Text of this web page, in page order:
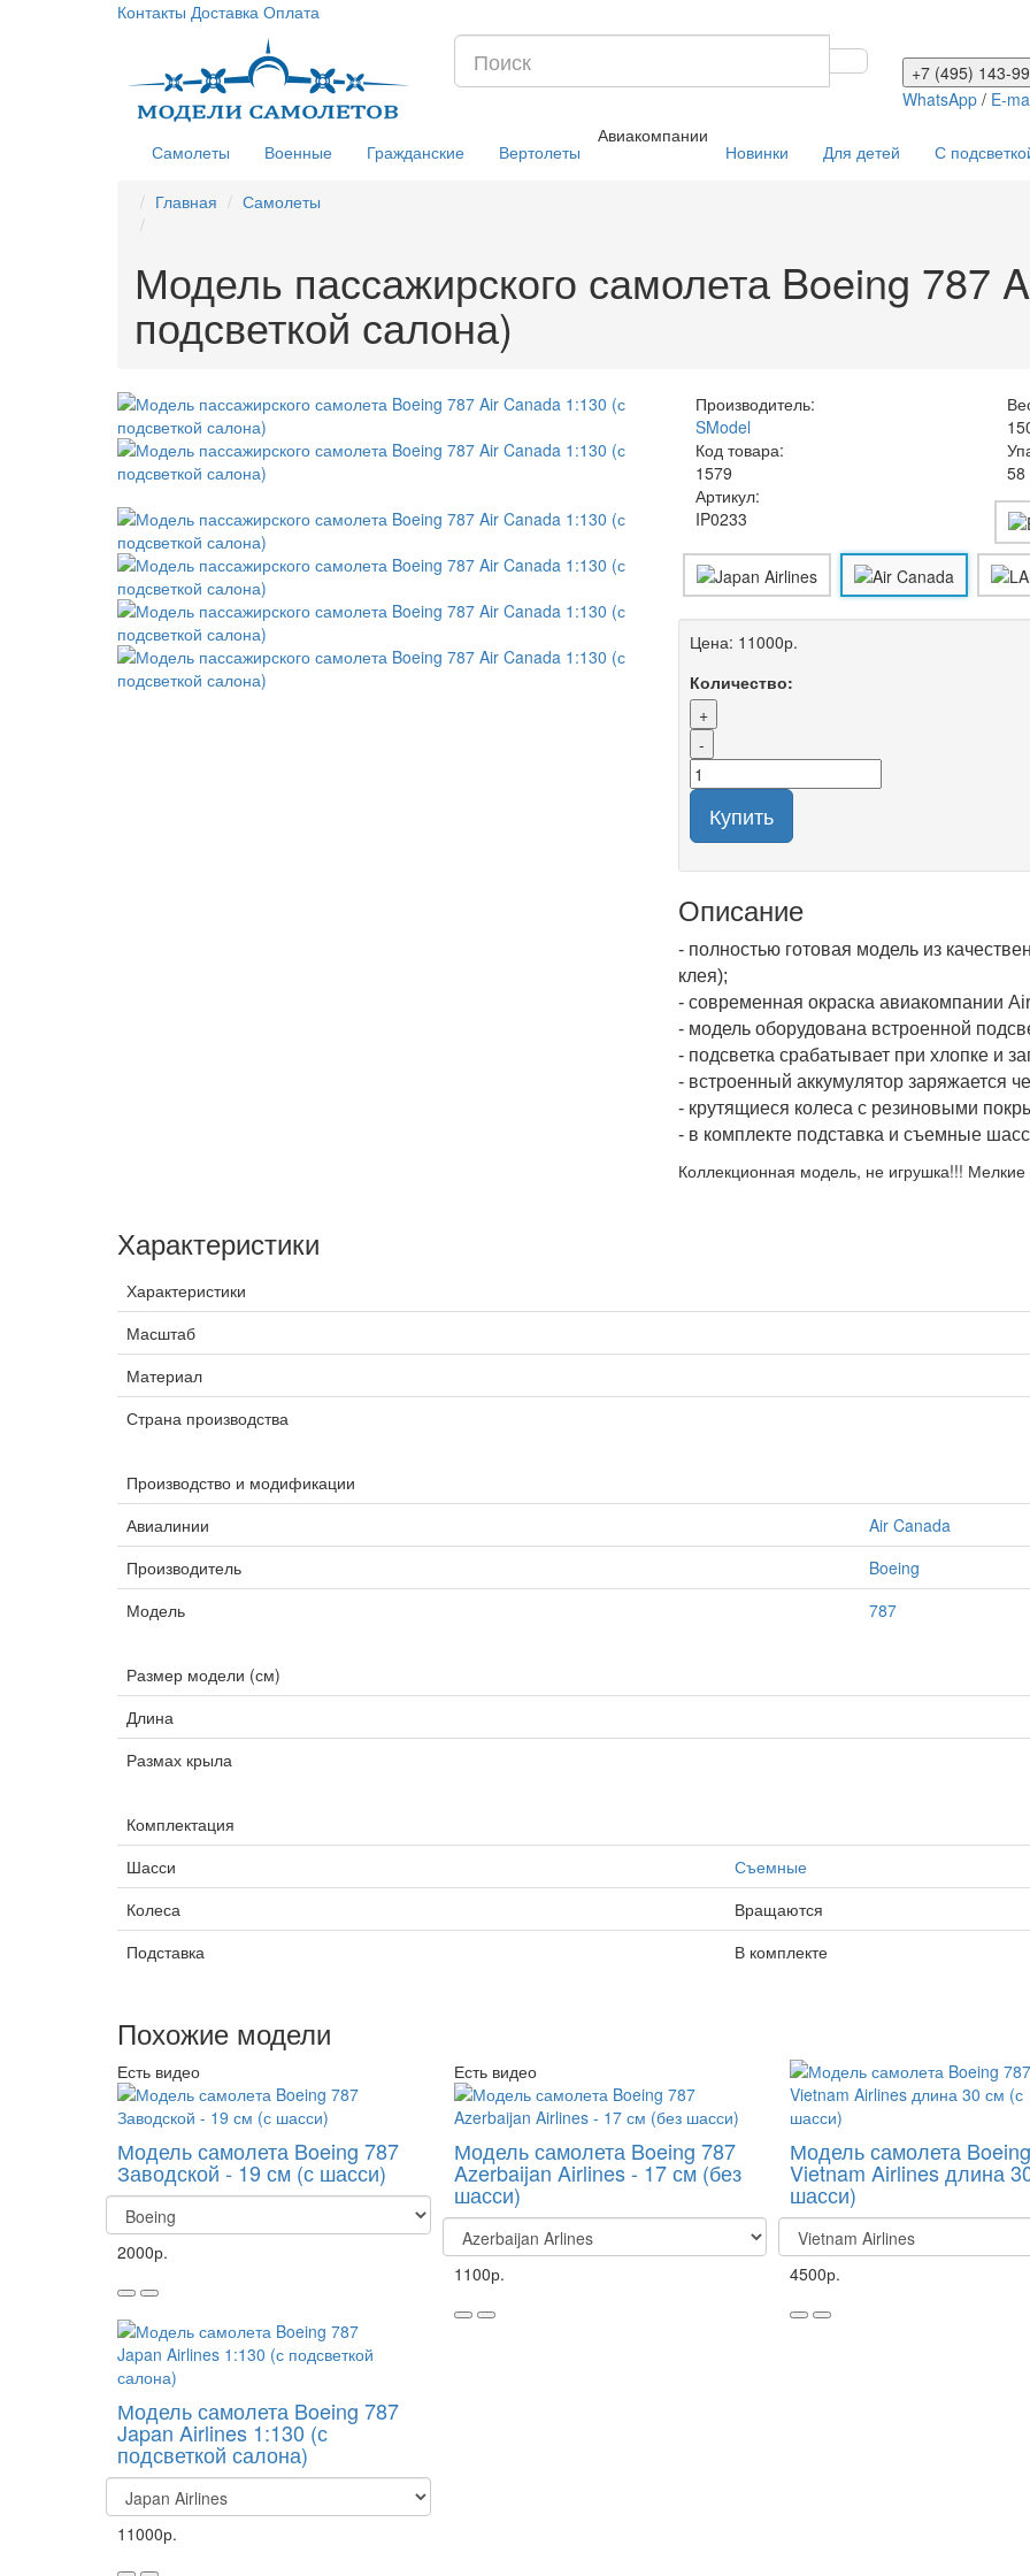
Контакты Доставка Оплата
+7 (495) 143-
WhatsApp/ E-
Самолеты Военные Гражданские Вертолеты
Авиакомпании
Новинки Для детей С
Главная Самолеты
Модель пассажирского самолета Boeing 787
подсветкой салона)
Производитель:
SModel
Код товара:
1579
Артикул:
IP0233
58
Цена: 11000р.
Количество:
+
-
Купить
Описание
- полностью готовая модель из
клея);
- современная окраска авиакомпании
- модель оборудована встроенной
- подсветка срабатывает при хлопке и
- встроенный аккумулятор заряжается
- крутящиеся колеса с резиновыми
- в комплекте подставка и съемные
Коллекционная модель, не игрушка!!!
Характеристики
Характеристики
Масштаб
Материал
Страна производства
Производство и модификации
Авиалинии
Air Canada
Производитель
Boeing
Модель
787
Размер модели (см)
Длина
Размах крыла
Комплектация
Шасси
Съемные
Колеса
Вращаются
Подставка
В комплекте
Похожие модели
Есть видео
Модель самолета Boeing 787
Заводской - 19 см (с шасси)
2000р.
Есть видео
Модель самолета Boeing 787
Azerbaijan Airlines - 17 см (без
шасси)
1100р.
Модель самолета
Vietnam Airlines длина
шасси)
4500р.
Модель самолета Boeing 787
Japan Airlines 1:130 (с
подсветкой салона)
11000р.